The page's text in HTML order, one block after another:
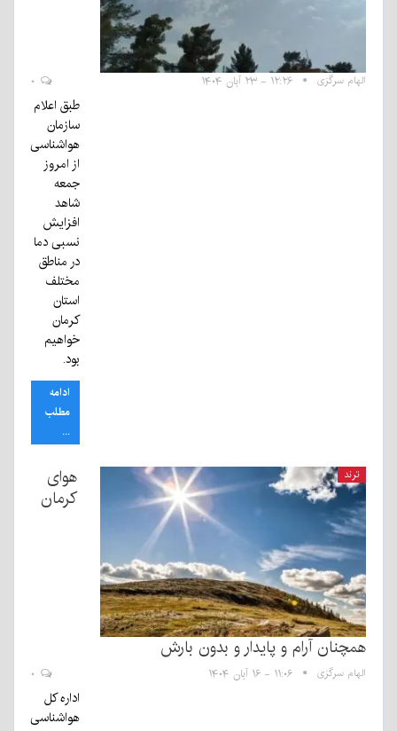
الهام سرگزی ۱۲:۲۶ - ۲۳ آبان ۱۴۰۴
طبق اعلام
سازمان
هواشناسی
از امروز
جمعه
شاهد
افزایش
نسبی دما
در مناطق
مختلف
استان
کرمان
خواهیم
بود.
ادامه
مطلب
...
ترند
هوای
کرمان
همچنان آرام و پایدار و بدون بارش
الهام سرگزی ۱۱:۰۶ - ۱۶ آبان ۱۴۰۴
اداره کل
هواشناسی